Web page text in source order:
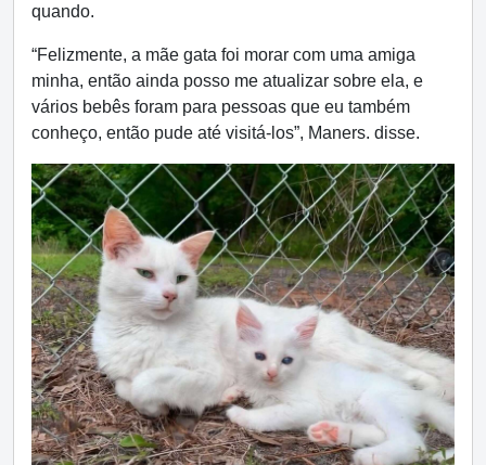
quando.
“Felizmente, a mãe gata foi morar com uma amiga
minha, então ainda posso me atualizar sobre ela, e
vários bebês foram para pessoas que eu também
conheço, então pude até visitá-los”, Maners. disse.